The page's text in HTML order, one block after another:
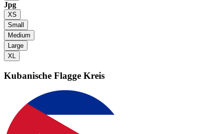
Jpg
XS
Small
Medium
Large
XL
Kubanische Flagge Kreis